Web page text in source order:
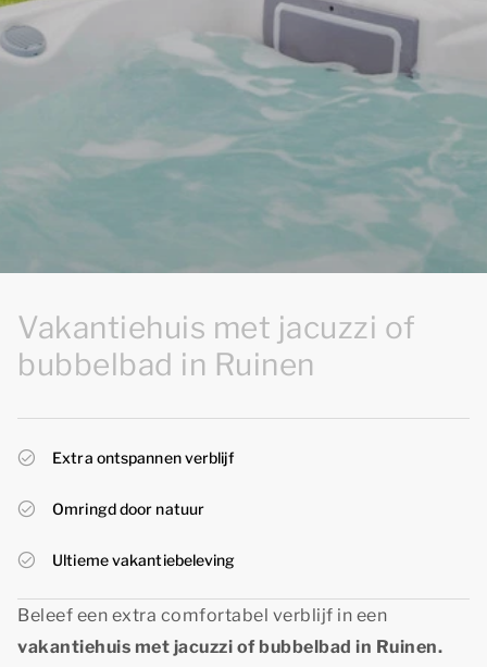
Vakantiehuis met jacuzzi of
bubbelbad in Ruinen
Extra ontspannen verblijf
Omringd door natuur
Ultieme vakantiebeleving
Beleef een extra comfortabel verblijf in een
vakantiehuis met jacuzzi of bubbelbad in Ruinen.